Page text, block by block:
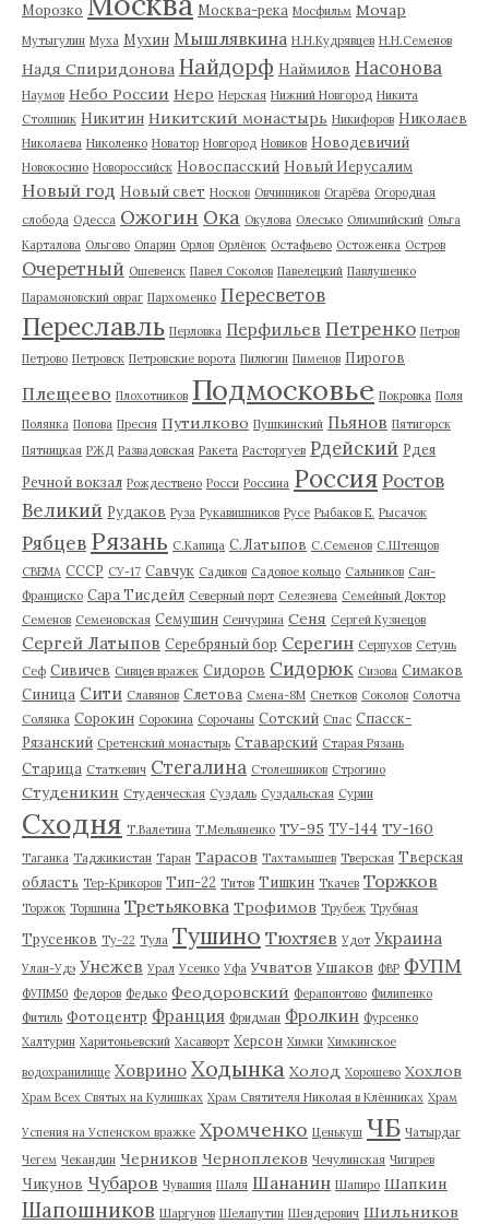
Морозко Москва-река Мосфильм Мочар
Мутыгулин Муха Мухин Мышлявкина Н.Н.Кудрявцев Н.Н.Семенов
Надя Спиридонова Найдорф Наймилов Насонова
Наумов Небо России Неро Нерская Нижний Новгород Никита
Столпник Никитин Никитский монастырь Никифоров Николаев
Николаева Николенко Новатор Новгород Новиков Новодевичий
Новокосино Новороссийск Новоспасский Новый Иерусалим
Новый год Новый свет Носков Овчинников Огарёва Огородная
слобода Одесса Ожогин Ока Окулова Олесько Олимпийский Ольга
Карталова Ольгово Опарин Орлов Орлёнок Остафьево Остоженка Остров
Очеретный Ошевенск Павел Соколов Павелецкий Павлушенко
Парамоновский овраг Пархоменко Пересветов
Переславль Перловка Перфильев Петренко Петров
Петрово Петровск Петровские ворота Пилюгин Пименов Пирогов
Плещеево Плохотников Подмосковье Покровка Поля
Полянка Попова Пресня Путилково Пушкинский Пьянов Пятигорск
Пятницкая РЖД Развадовская Ракета Расторгуев Рдейский Рдея
Речной вокзал Рождествено Росси Россина Россия Ростов
Великий Рудаков Руза Рукавишников Русе Рыбаков Е. Рысачок
Рябцев Рязань С.Капица С.Латыпов С.Семенов С.Штенцов
СВЕМА СССР СУ-17 Савчук Садиков Садовое кольцо Сальников Сан-
Франциско Сара Тисдейл Северный порт Селезнева Семейный Доктор
Семенов Семеновская Семушин Сенчурина Сеня Сергей Кузнецов
Сергей Латыпов Серебряный бор Серегин Серпухов Сетунь
Сеф Сивичев Сивцев вражек Сидоров Сидорюк Сизова Симаков
Синица Сити Славянов Слетова Смена-8М Снетков Соколов Солотча
Солянка Сорокин Сорокина Сорочаны Сотский Спас Спасск-
Рязанский Сретенский монастырь Ставарский Старая Рязань
Старица Статкевич Стегалина Столешников Строгино
Студеникин Студенческая Суздаль Суздальская Сурин
Сходня Т.Валетина Т.Мельяненко ТУ-95 ТУ-144 ТУ-160
Таганка Таджикистан Таран Тарасов Тахтамышев Тверская Тверская
область Тер-Крикоров Тип-22 Титов Тишкин Ткачев Торжков
Торжок Торшина Третьяковка Трофимов Трубеж Трубная
Трусенков Ту-22 Тула Тушино Тюхтяев Удот Украина
Улан-Удэ Унежев Урал Усенко Уфа Учватов Ушаков ФВР ФУПМ
ФУПМ50 Федоров Федько Феодоровский Ферапонтово Филипенко
Фитиль Фотоцентр Франция Фридман Фролкин Фурсенко
Халтурин Харитоньевский Хасавюрт Херсон Химки Химкинское
водохранилище Ховрино Ходынка Холод Хорошево Хохлов
Храм Всех Святых на Кулишках Храм Святителя Николая в Клённиках Храм
Успения на Успенском вражке Хромченко Ценькуш ЧБ Чатырдаг
Чегем Чекандин Черников Черноплеков Чечулинская Чигирев
Чикунов Чубаров Чувашия Шаля Шананин Шапиро Шапкин
Шапошников Шаргунов Шелапутин Шендерович Шильников